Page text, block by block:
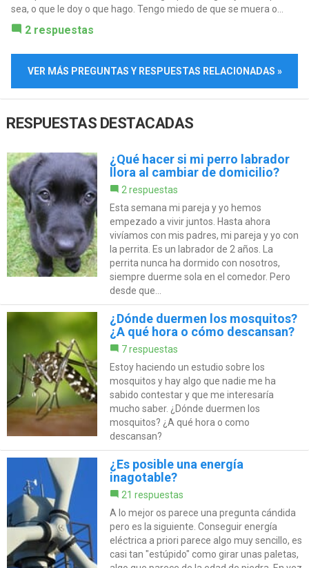
sea, o que le doy o que hago. Tengo miedo de que se muera o...
2 respuestas
VER MÁS PREGUNTAS Y RESPUESTAS RELACIONADAS »
RESPUESTAS DESTACADAS
¿Qué hacer si mi perro labrador
llora al cambiar de domicilio?
2 respuestas
Esta semana mi pareja y yo hemos
empezado a vivir juntos. Hasta ahora
vivíamos con mis padres, mi pareja y yo con
la perrita. Es un labrador de 2 años. La
perrita nunca ha dormido con nosotros,
siempre duerme sola en el comedor. Pero
desde que...
¿Dónde duermen los mosquitos?
¿A qué hora o cómo descansan?
7 respuestas
Estoy haciendo un estudio sobre los
mosquitos y hay algo que nadie me ha
sabido contestar y que me interesaría
mucho saber. ¿Dónde duermen los
mosquitos? ¿A qué hora o como
descansan?
¿Es posible una energía
inagotable?
21 respuestas
A lo mejor os parece una pregunta cándida
pero es la siguiente. Conseguir energía
eléctrica a priori parece algo muy sencillo, es
casi tan "estúpido" como girar unas paletas,